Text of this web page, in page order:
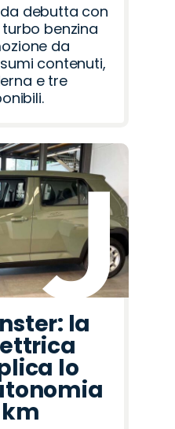
debutta con
benzina
da
contenuti,
e tre
la
lo